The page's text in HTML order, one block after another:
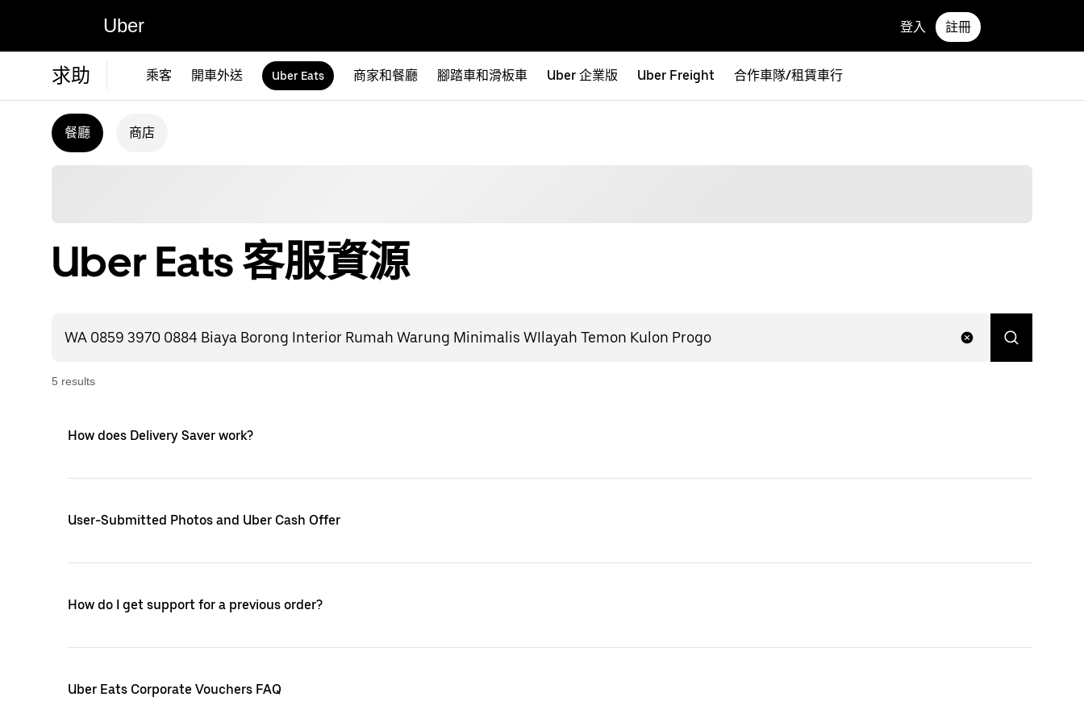
Uber 登入 註冊
求助 乘客 開車外送 Uber Eats 商家和餐廳 腳踏車和滑板車 Uber 企業版 Uber Freight 合作車隊/租賃車行
餐廳 商店
Uber Eats 客服資源
5 results
How does Delivery Saver work?
User-Submitted Photos and Uber Cash Offer
How do I get support for a previous order?
Uber Eats Corporate Vouchers FAQ